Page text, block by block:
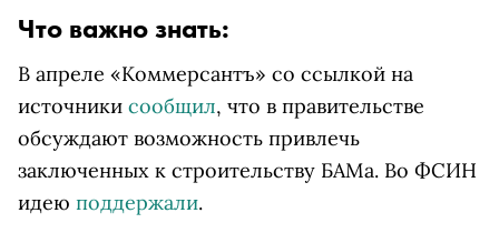
Что важно знать:
В апреле «Коммерсантъ» со ссылкой на
источники сообщил, что в правительстве
обсуждают возможность привлечь
заключенных к строительству БАМа. Во ФСИН
идею поддержали.